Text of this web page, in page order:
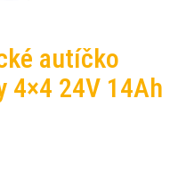
autíčko
4×4 24V 14Ah